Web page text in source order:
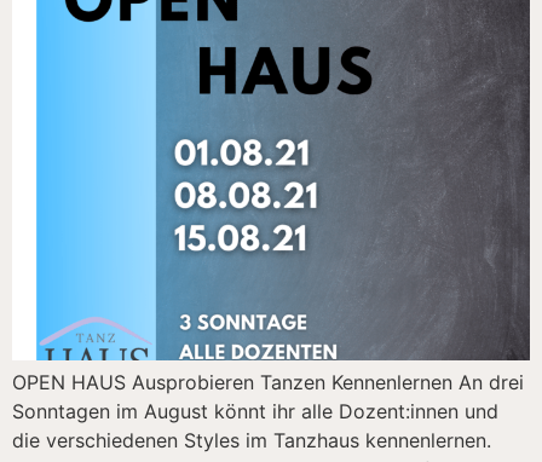
OPEN HAUS Ausprobieren Tanzen Kennenlernen An drei
Sonntagen im August könnt ihr alle Dozent:innen und
die verschiedenen Styles im Tanzhaus kennenlernen.